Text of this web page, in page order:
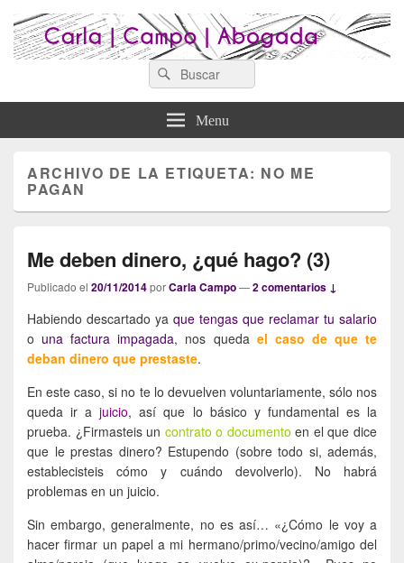
Abogados Lugo : Carla Campo
Abogada
Search
for:
Menu
ARCHIVO DE LA ETIQUETA: NO ME
PAGAN
Me deben dinero, ¿qué hago? (3)
Publicado el 20/11/2014porCarla Campo—2 comentarios ↓
Habiendo descartado ya que tengas que reclamar tu salario
o una factura impagada, nos queda el caso de que te
deban dinero que prestaste.
En este caso, si no te lo devuelven voluntariamente, sólo nos
queda ir ajuicio, así que lo básico y fundamental es la
prueba. ¿Firmasteis un contrato o documento en el que dice
que le prestas dinero? Estupendo (sobre todo si, además,
establecisteis cómo y cuándo devolverlo). No habrá
problemas en un juicio.
Sin embargo, generalmente, no es así… «¿Cómo le voy a
hacer firmar un papel a mi hermano/primo/vecino/amigo del